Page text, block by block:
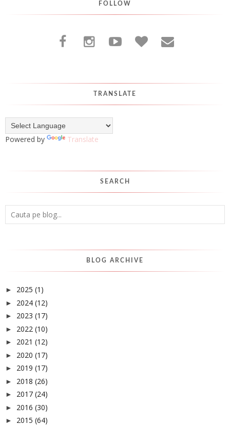
FOLLOW
TRANSLATE
Powered by Translate
SEARCH
BLOG ARCHIVE
► 2025 (1)
► 2024 (12)
► 2023 (17)
► 2022 (10)
► 2021 (12)
► 2020 (17)
► 2019 (17)
► 2018 (26)
► 2017 (24)
► 2016 (30)
► 2015 (64)